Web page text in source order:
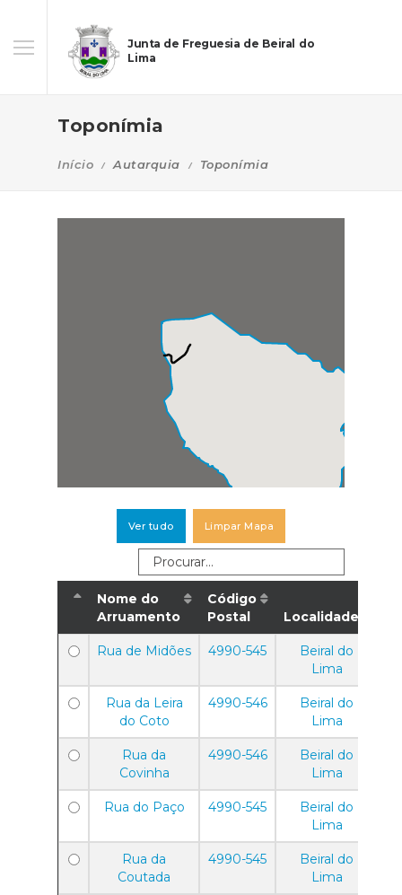
Junta de Freguesia de Beiral do
Lima
Toponímia
Início Autarquia Toponímia
Ver tudo Limpar Mapa
Nome do
Arruamento
Código
Postal
Localidade
Rua de Midões 4990-545
Beiral do
Lima
Rua da Leira
do Coto
4990-546
Beiral do
Lima
Rua da
Covinha
4990-546
Beiral do
Lima
Rua do Paço 4990-545
Beiral do
Lima
Rua da
Coutada
4990-545
Beiral do
Lima